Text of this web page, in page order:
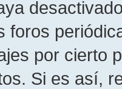
foros
por cierto
Si es así,